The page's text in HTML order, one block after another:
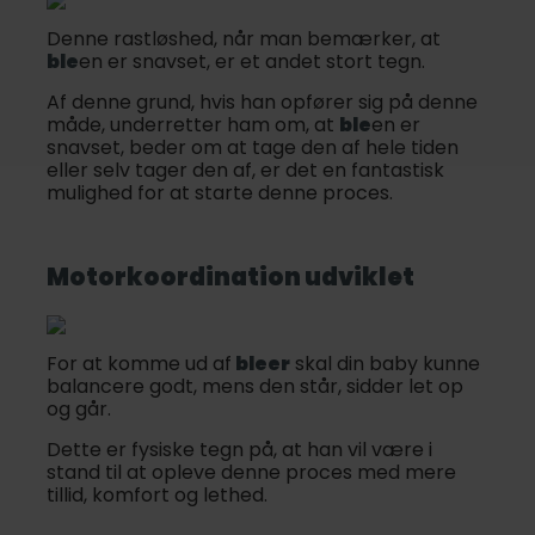
Denne rastløshed, når man bemærker, at
bleen er snavset, er et andet stort tegn.
Af denne grund, hvis han opfører sig på denne
måde, underretter ham om, at bleen er
snavset, beder om at tage den af hele tiden
eller selv tager den af, er det en fantastisk
mulighed for at starte denne proces.
Motorkoordination udviklet
For at komme ud af bleer skal din baby kunne
balancere godt, mens den står, sidder let op
og går.
Dette er fysiske tegn på, at han vil være i
stand til at opleve denne proces med mere
tillid, komfort og lethed.